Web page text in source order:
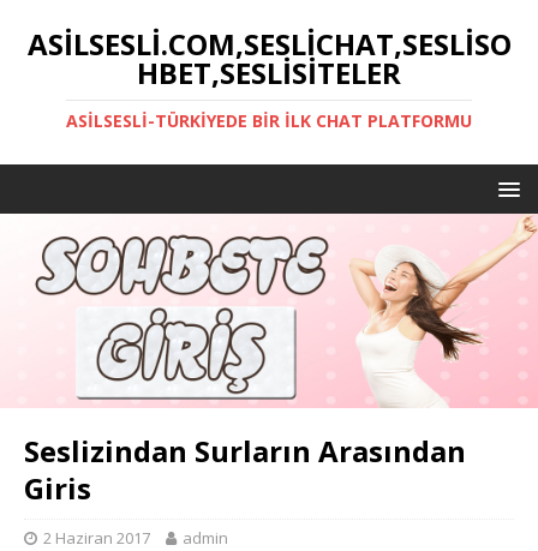
ASILSESLI.COM,SESLICHAT,SESLISO
HBET,SESLISITELER
ASILSESLI-TÜRKIYEDE BIR İLK CHAT PLATFORMU
Seslizindan Surların Arasından
Giris
2 Haziran 2017 admin